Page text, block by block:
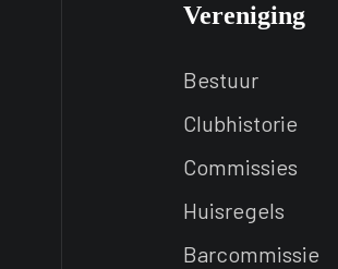
Vereniging
Bestuur
Clubhistorie
Commissies
Huisregels
Barcommissie